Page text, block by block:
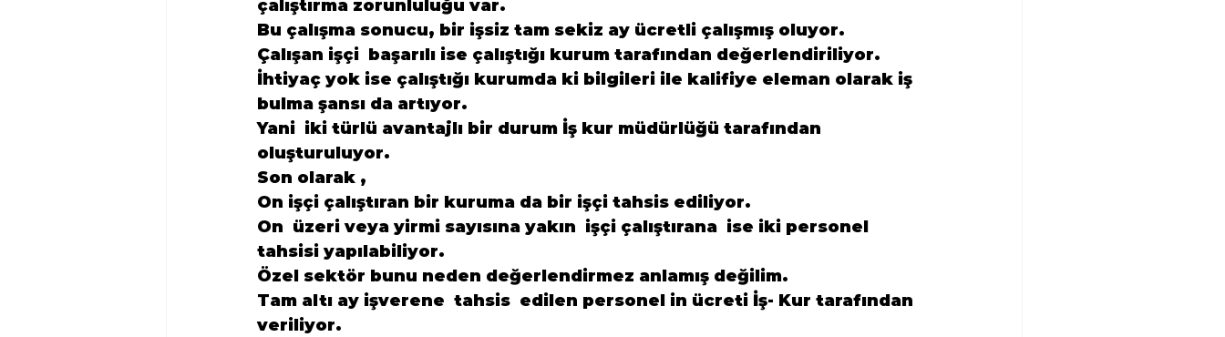
çalıştırma zorunluluğu var.
Bu çalışma sonucu, bir işsiz tam sekiz ay ücretli çalışmış oluyor.
Çalışan işçi  başarılı ise çalıştığı kurum tarafından değerlendiriliyor.
İhtiyaç yok ise çalıştığı kurumda ki bilgileri ile kalifiye eleman olarak iş
bulma şansı da artıyor.
Yani  iki türlü avantajlı bir durum İş kur müdürlüğü tarafından
oluşturuluyor.
Son olarak ,
On işçi çalıştıran bir kuruma da bir işçi tahsis ediliyor.
On  üzeri veya yirmi sayısına yakın  işçi çalıştırana  ise iki personel
tahsisi yapılabiliyor.
Özel sektör bunu neden değerlendirmez anlamış değilim.
Tam altı ay işverene  tahsis  edilen personel in ücreti İş- Kur tarafından
veriliyor.